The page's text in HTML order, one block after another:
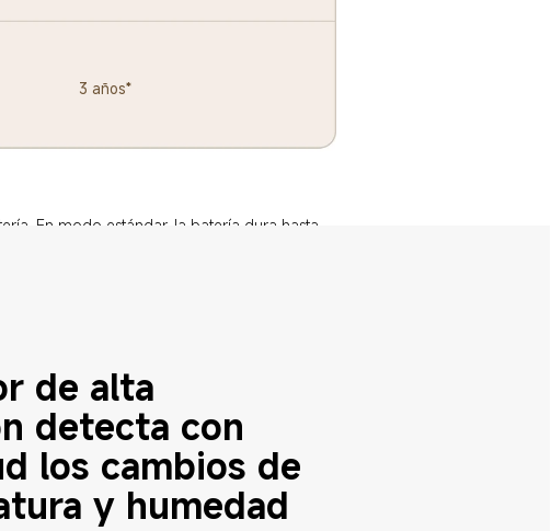
3 años*
En modo estándar, la batería dura hasta
de alta
detecta con
los cambios de
y humedad